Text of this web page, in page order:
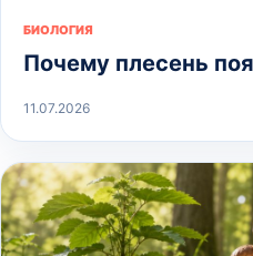
БИОЛОГИЯ
Почему плесень
11.07.2026